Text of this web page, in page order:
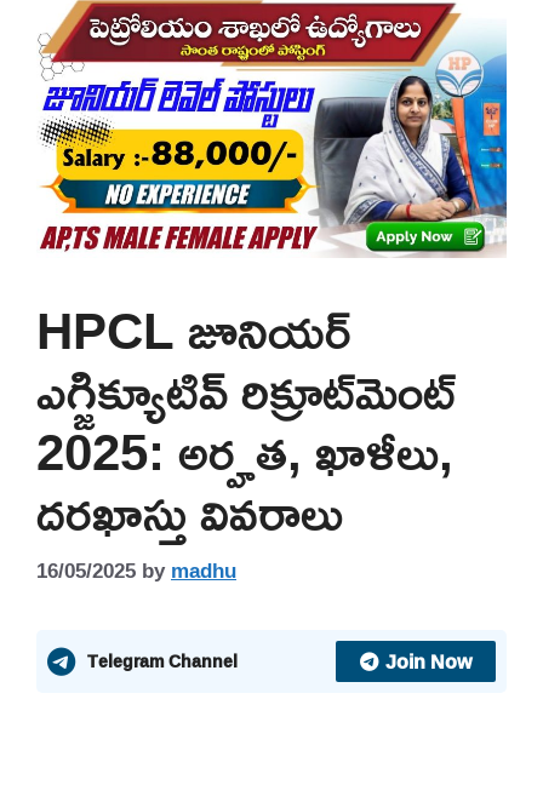
HPCL జూనియర్
ఎగ్జిక్యూటివ్ రిక్రూట్‌మెంట్
2025: అర్హత, ఖాళీలు,
దరఖాస్తు వివరాలు
16/05/2025bymadhu
Telegram Channel Join Now